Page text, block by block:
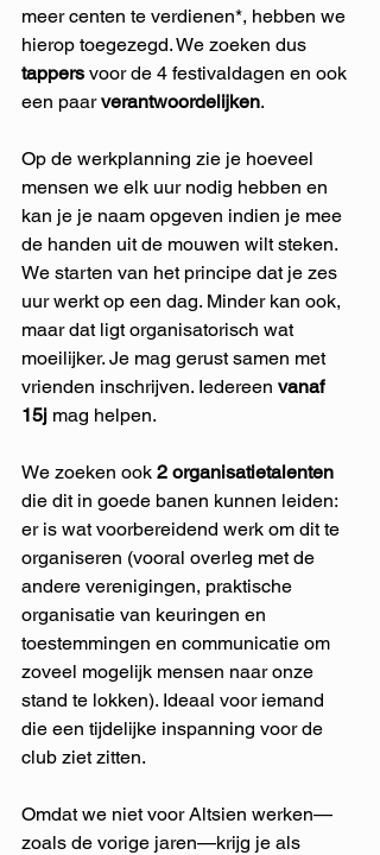
meer centen te verdienen*, hebben we
hierop toegezegd. We zoeken dus
tappers voor de 4 festivaldagen en ook
een paar verantwoordelijken.
Op de werkplanning zie je hoeveel
mensen we elk uur nodig hebben en
kan je je naam opgeven indien je mee
de handen uit de mouwen wilt steken.
We starten van het principe dat je zes
uur werkt op een dag. Minder kan ook,
maar dat ligt organisatorisch wat
moeilijker. Je mag gerust samen met
vrienden inschrijven. Iedereen vanaf
15j mag helpen.
We zoeken ook 2 organisatietalenten
die dit in goede banen kunnen leiden:
er is wat voorbereidend werk om dit te
organiseren (vooral overleg met de
andere verenigingen, praktische
organisatie van keuringen en
toestemmingen en communicatie om
zoveel mogelijk mensen naar onze
stand te lokken). Ideaal voor iemand
die een tijdelijke inspanning voor de
club ziet zitten.
Omdat we niet voor Altsien werken—
zoals de vorige jaren—krijg je als